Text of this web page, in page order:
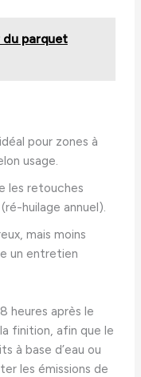
du parquet
pour zones à
usage.
les retouches
huilage annuel).
mais moins
un entretien
heures après le
finition, afin que le
à base d’eau ou
les émissions de